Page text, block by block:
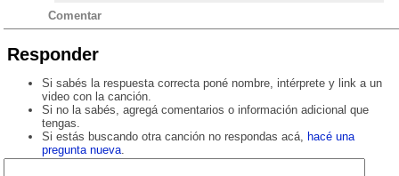
Comentar
Responder
Si sabés la respuesta correcta poné nombre, intérprete y link a un
video con la canción.
Si no la sabés, agregá comentarios o información adicional que
tengas.
Si estás buscando otra canción no respondas acá,
hacé una
pregunta nueva.